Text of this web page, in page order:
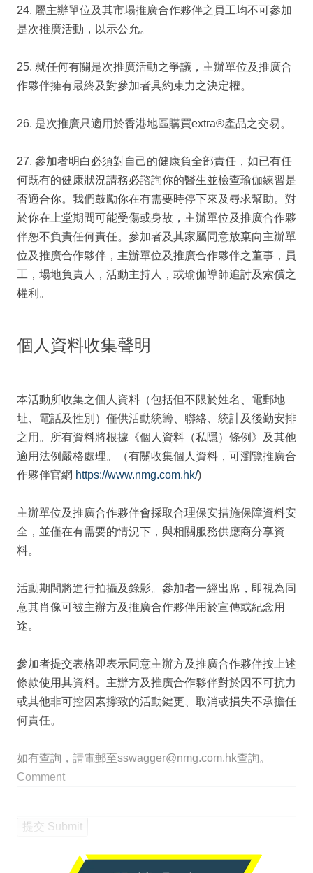
24. 屬主辦單位及其市場推廣合作夥伴之員工均不可參加
是次推廣活動，以示公允。
25. 就任何有關是次推廣活動之爭議，主辦單位及推廣合
作夥伴擁有最終及對參加者具約束力之決定權。
26. 是次推廣只適用於香港地區購買extra®產品之交易。
27. 參加者明白必須對自己的健康負全部責任，如已有任
何既有的健康狀況請務必諮詢你的醫生並檢查瑜伽練習是
否適合你。我們鼓勵你在有需要時停下來及尋求幫助。對
於你在上堂期間可能受傷或身故，主辦單位及推廣合作夥
伴恕不負責任何責任。參加者及其家屬同意放棄向主辦單
位及推廣合作夥伴，主辦單位及推廣合作夥伴之董事，員
工，場地負責人，活動主持人，或瑜伽導師追討及索償之
權利。
個人資料收集聲明
本活動所收集之個人資料（包括但不限於姓名、電郵地
址、電話及性別）僅供活動統籌、聯絡、統計及後勤安排
之用。所有資料將根據《個人資料（私隱）條例》及其他
適用法例嚴格處理。（有關收集個人資料，可瀏覽推廣合
作夥伴官網 https://www.nmg.com.hk/)
主辦單位及推廣合作夥伴會採取合理保安措施保障資料安
全，並僅在有需要的情況下，與相關服務供應商分享資
料。
活動期間將進行拍攝及錄影。參加者一經出席，即視為同
意其肖像可被主辦方及推廣合作夥伴用於宣傳或紀念用
途。
參加者提交表格即表示同意主辦方及推廣合作夥伴按上述
條款使用其資料。主辦方及推廣合作夥伴對於因不可抗力
或其他非可控因素撐致的活動鍵更、取消或損失不承擔任
何責任。
如有查詢，請電郵至sswagger@nmg.com.hk查詢。
Comment
提交 Submit